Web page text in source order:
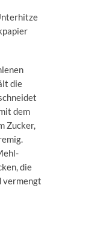
die
dem
Zucker,
die
vermengt